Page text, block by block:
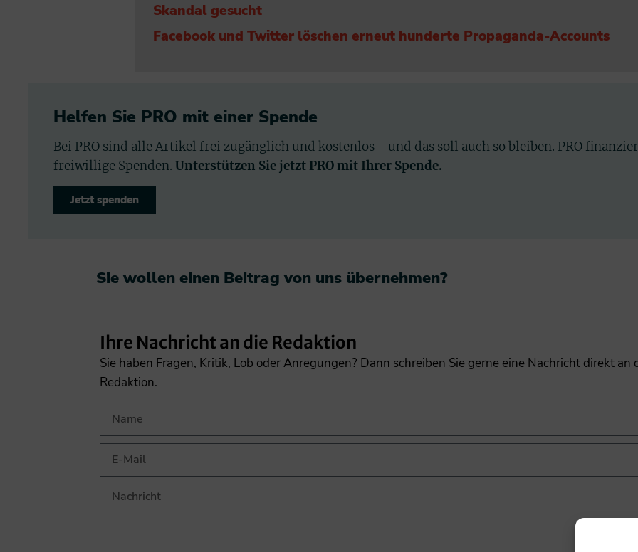
Skandal gesucht
Facebook und Twitter löschen erneut hunderte Propaganda-Accounts
Helfen Sie PRO mit einer Spende
Bei PRO sind alle Artikel frei zugänglich und kostenlos - und das soll auch so bleiben. PRO
freiwillige Spenden. Unterstützen Sie jetzt PRO mit Ihrer Spende.
Jetzt spenden
Sie wollen einen Beitrag von uns übernehmen?​
Ihre Nachricht an die Redaktion
Sie haben Fragen, Kritik, Lob oder Anregungen? Dann schreiben Sie gerne eine Nachricht direkt an
Redaktion.